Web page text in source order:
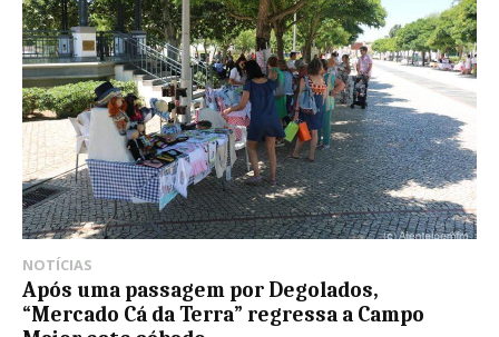
NOTÍCIAS
Após uma passagem por Degolados,
“Mercado Cá da Terra” regressa a Campo